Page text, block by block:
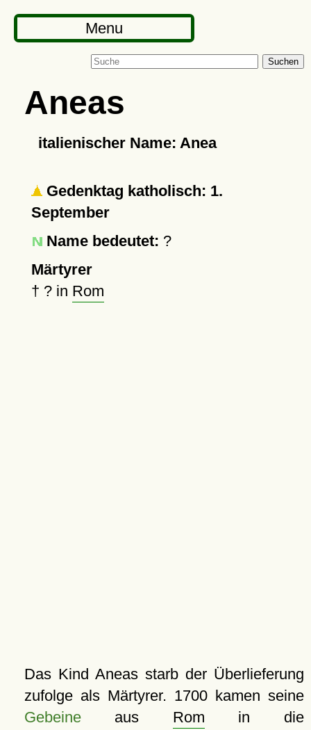
Menu
Suchen
Aneas
italienischer Name: Anea
Gedenktag katholisch: 1.
September
Name bedeutet: ?
Märtyrer
† ?in Rom
Das Kind Aneas starb der Überlieferung
zufolge als Märtyrer. 1700 kamen seine
Gebeineaus Rom in die